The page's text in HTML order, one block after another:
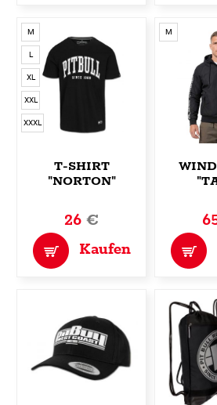
M
L
XL
XXL
XXXL
T-SHIRT
"NORTON"
26€
Kaufen
M